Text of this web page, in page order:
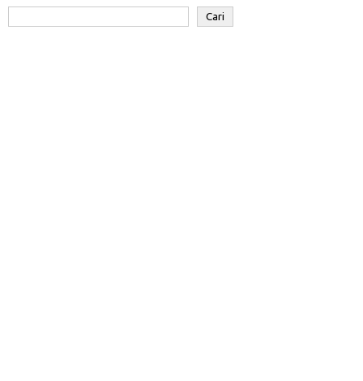
Cari
Cari